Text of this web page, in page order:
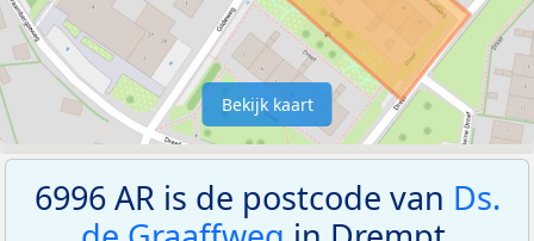
Bekijk kaart
6996 AR is de postcode van Ds.